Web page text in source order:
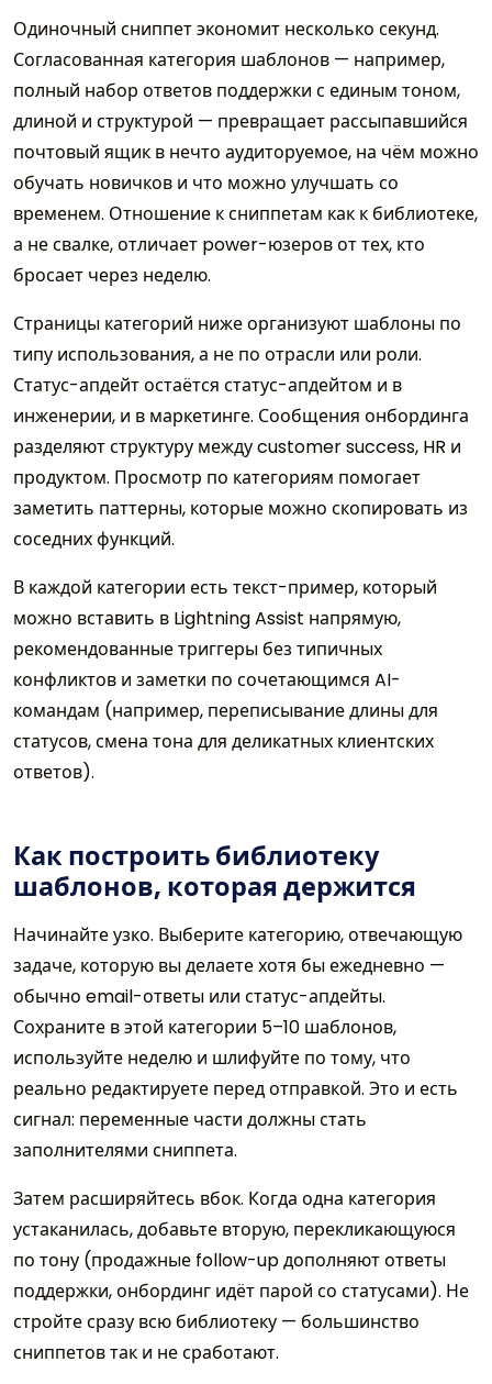
Одиночный сниппет экономит несколько секунд.
Согласованная категория шаблонов — например,
полный набор ответов поддержки с единым тоном,
длиной и структурой — превращает рассыпавшийся
почтовый ящик в нечто аудиторуемое, на чём можно
обучать новичков и что можно улучшать со
временем. Отношение к сниппетам как к библиотеке,
а не свалке, отличает power-юзеров от тех, кто
бросает через неделю.
Страницы категорий ниже организуют шаблоны по
типу использования, а не по отрасли или роли.
Статус-апдейт остаётся статус-апдейтом и в
инженерии, и в маркетинге. Сообщения онбординга
разделяют структуру между customer success, HR и
продуктом. Просмотр по категориям помогает
заметить паттерны, которые можно скопировать из
соседних функций.
В каждой категории есть текст-пример, который
можно вставить в Lightning Assist напрямую,
рекомендованные триггеры без типичных
конфликтов и заметки по сочетающимся AI-
командам (например, переписывание длины для
статусов, смена тона для деликатных клиентских
ответов).
Как построить библиотеку
шаблонов, которая держится
Начинайте узко. Выберите категорию, отвечающую
задаче, которую вы делаете хотя бы ежедневно —
обычно email-ответы или статус-апдейты.
Сохраните в этой категории 5–10 шаблонов,
используйте неделю и шлифуйте по тому, что
реально редактируете перед отправкой. Это и есть
сигнал: переменные части должны стать
заполнителями сниппета.
Затем расширяйтесь вбок. Когда одна категория
устаканилась, добавьте вторую, перекликающуюся
по тону (продажные follow-up дополняют ответы
поддержки, онбординг идёт парой со статусами). Не
стройте сразу всю библиотеку — большинство
сниппетов так и не сработают.